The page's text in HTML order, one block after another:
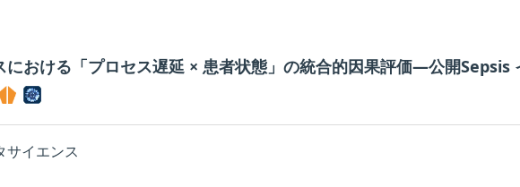
における「プロセス遅延 × 患者状態」の統合的因果評価―公開
サイエンス